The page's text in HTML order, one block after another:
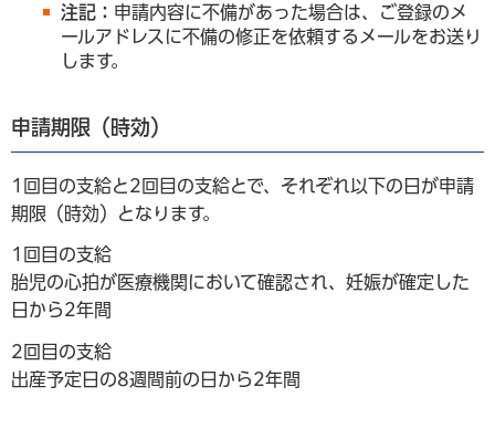
注記： 申請内容に不備があった場合は、ご登録のメ
ールアドレスに不備の修正を依頼するメールをお送り
します。
申請期限（時効）
1回目の支給と2回目の支給とで、それぞれ以下の日が申請
期限（時効）となります。
1回目の支給
胎児の心拍が医療機関において確認され、妊娠が確定した
日から2年間
2回目の支給
出産予定日の8週間前の日から2年間